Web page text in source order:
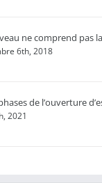
ne comprend pas
6th, 2018
de l’ouverture
2021